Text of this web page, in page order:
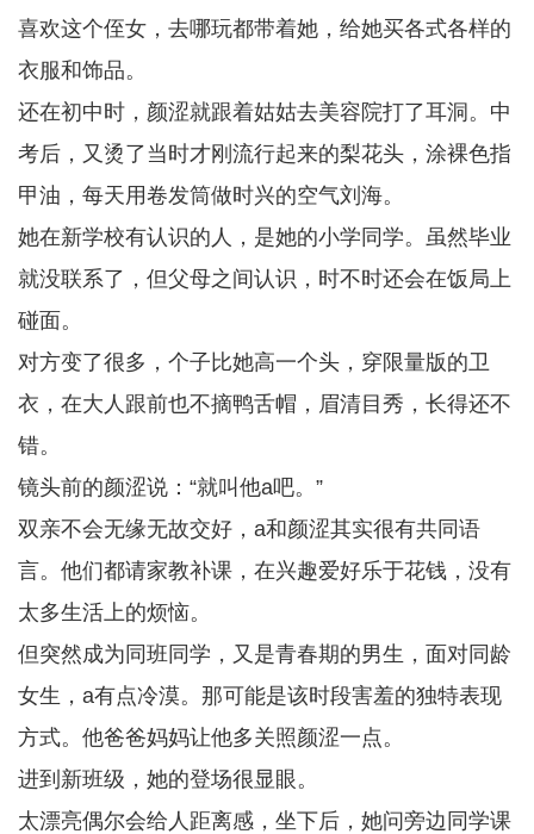
喜欢这个侄女，去哪玩都带着她，给她买各式各样的
衣服和饰品。
还在初中时，颜涩就跟着姑姑去美容院打了耳洞。中
考后，又烫了当时才刚流行起来的梨花头，涂裸色指
甲油，每天用卷发筒做时兴的空气刘海。
她在新学校有认识的人，是她的小学同学。虽然毕业
就没联系了，但父母之间认识，时不时还会在饭局上
碰面。
对方变了很多，个子比她高一个头，穿限量版的卫
衣，在大人跟前也不摘鸭舌帽，眉清目秀，长得还不
错。
镜头前的颜涩说：“就叫他a吧。”
双亲不会无缘无故交好，a和颜涩其实很有共同语
言。他们都请家教补课，在兴趣爱好乐于花钱，没有
太多生活上的烦恼。
但突然成为同班同学，又是青春期的男生，面对同龄
女生，a有点冷漠。那可能是该时段害羞的独特表现
方式。他爸爸妈妈让他多关照颜涩一点。
进到新班级，她的登场很显眼。
太漂亮偶尔会给人距离感，坐下后，她问旁边同学课